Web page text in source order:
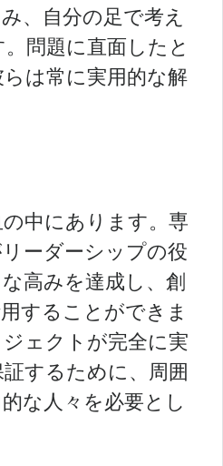
、自分の足で考え
問題に直面したと
は常に実用的な解
中にあります。専
ーダーシップの役
高みを達成し、創
することができま
ェクトが完全に実
するために、周囲
な人々を必要とし